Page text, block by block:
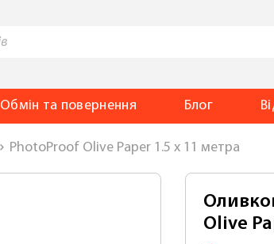
Обмін та повернення Блог
PhotoProof Olive Paper 1.5 x 11 метра
Olive